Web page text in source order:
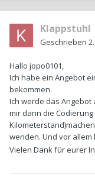
Klappstuhl
Geschrieben
Hallo jopo0101,
Ich habe ein Angebot
bekommen.
Ich werde das Angebot
mir dann die
wenden. Und vor
Vielen Dank für eurer